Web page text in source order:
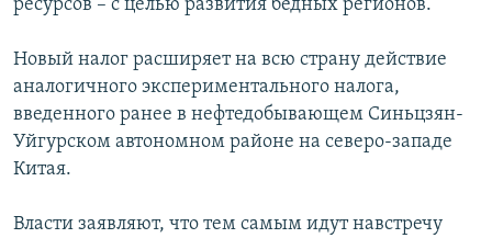
ЎЗБЕКЧА
ТОҶИКӢ
TÜRKMENÇE
Все сайты РСЕ/РС
ресурсов – с целью развития бедных регионов.
Новый налог расширяет на всю страну действие
аналогичного экспериментального налога,
введенного ранее в нефтедобывающем Синьцзян-
Уйгурском автономном районе на северо-западе
Китая.
Власти заявляют, что тем самым идут навстречу